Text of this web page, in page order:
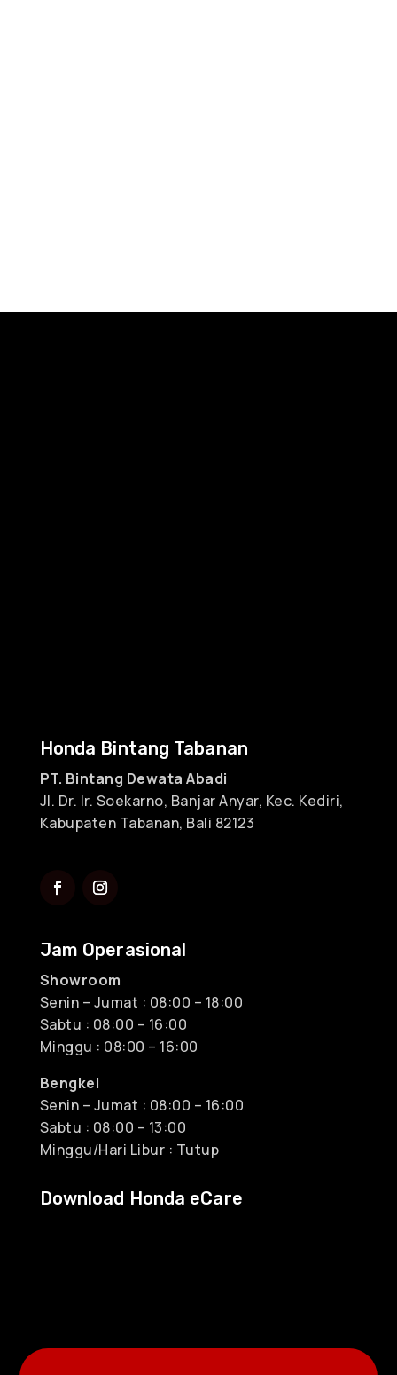
Honda Bintang Tabanan
PT. Bintang Dewata Abadi
Jl. Dr. Ir. Soekarno, Banjar Anyar, Kec. Kediri,
Kabupaten Tabanan, Bali 82123
Jam Operasional
Showroom
Senin – Jumat : 08:00 – 18:00
Sabtu : 08:00 – 16:00
Minggu : 08:00 – 16:00
Bengkel
Senin – Jumat : 08:00 – 16:00
Sabtu : 08:00 – 13:00
Minggu/Hari Libur : Tutup
Download Honda eCare